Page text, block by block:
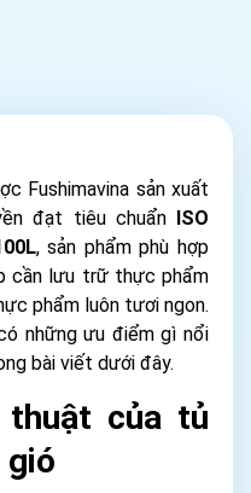
Fushimavina sản xuất
đạt tiêu chuẩnISO
, sản phẩm phù hợp
cần lưu trữ thực phẩm
phẩm luôn tươi ngon.
những ưu điểm gì nổi
bài viết dưới đây.
của tủ
gió